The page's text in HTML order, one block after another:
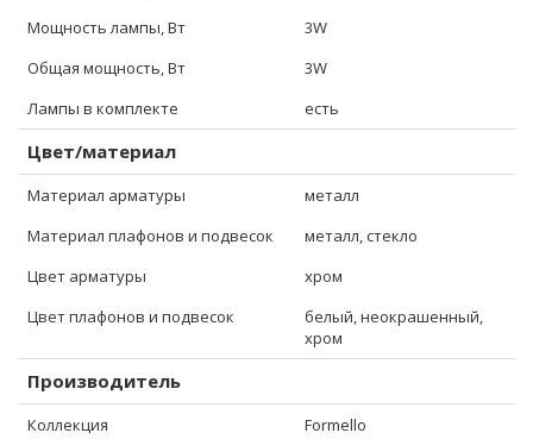
Мощность лампы, Вт
3W
Общая мощность, Вт
3W
Лампы в комплекте
есть
Цвет/материал
Материал арматуры
металл
Материал плафонов и подвесок
металл, стекло
Цвет арматуры
хром
Цвет плафонов и подвесок
белый, неокрашенный,
хром
Производитель
Коллекция Formello